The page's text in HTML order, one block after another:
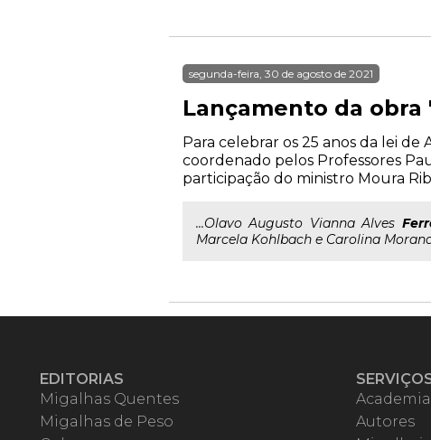
segunda-feira, 30 de agosto de 2021
Lançamento da obra
Para celebrar os 25 anos da lei
coordenado pelos Professores
participação do ministro Moura
...Olavo Augusto Vianna Alves
Marcela Kohlbach e Carolina
EDITORIAS
Migalhas Quentes
Migalhas de Peso
Academia
Autores